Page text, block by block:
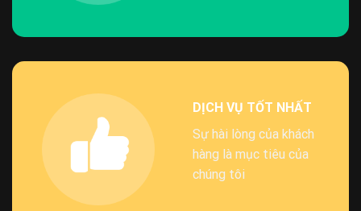
DỊCH VỤ TỐT NHẤT
Sự hài lòng của khách
hàng là mục tiêu của
chúng tôi